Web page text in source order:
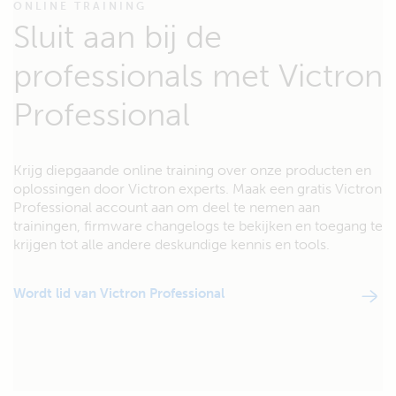
ONLINE TRAINING
Sluit aan bij de
professionals met Victron
Professional
Krijg diepgaande online training over onze producten en
oplossingen door Victron experts. Maak een gratis Victron
Professional account aan om deel te nemen aan
trainingen, firmware changelogs te bekijken en toegang te
krijgen tot alle andere deskundige kennis en tools.
Wordt lid van Victron Professional